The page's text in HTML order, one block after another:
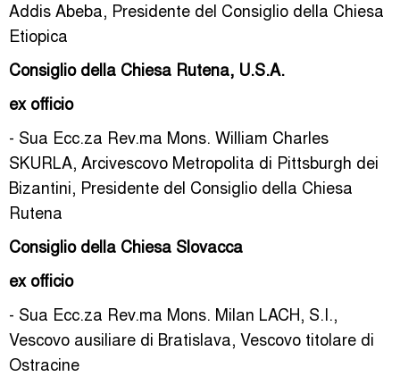
Addis Abeba, Presidente del Consiglio della Chiesa
Etiopica
Consiglio della Chiesa Rutena, U.S.A.
ex officio
- Sua Ecc.za Rev.ma Mons. William Charles
SKURLA, Arcivescovo Metropolita di Pittsburgh dei
Bizantini, Presidente del Consiglio della Chiesa
Rutena
Consiglio della Chiesa Slovacca
ex officio
- Sua Ecc.za Rev.ma Mons. Milan LACH, S.I.,
Vescovo ausiliare di Bratislava, Vescovo titolare di
Ostracine